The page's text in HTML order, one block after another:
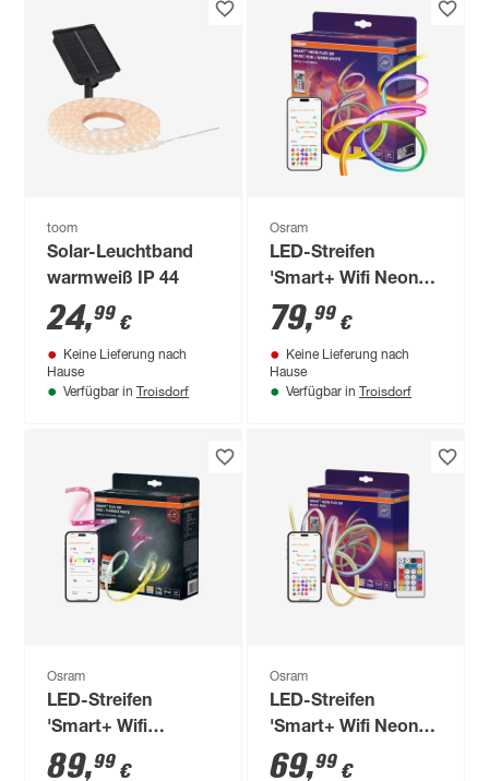
toom
Solar-Leuchtband
warmweiß IP 44
24,99 €
Keine Lieferung nach
Hause
Verfügbar in Troisdorf
Osram
LED-Streifen
'Smart+ Wifi Neon
Flex' 3 m RGB
warmweiß mit
Fernbedienung
79,99 €
Keine Lieferung nach
Hause
Verfügbar in Troisdorf
Osram
LED-Streifen
'Smart+ Wifi
Outdoor Flex' 5 m IP
89,99 €
Osram
LED-Streifen
'Smart+ Wifi Neon
Flex' 3 m RGB mit
69,99 €